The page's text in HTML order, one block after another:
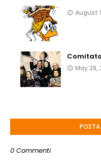
August
May 28,
0 Commenti